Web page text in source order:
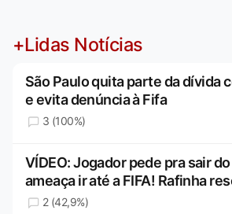
+Lidas Notícias
São Paulo quita parte da dívida
e evita denúncia à Fifa
3 (100%)
VÍDEO: Jogador pede pra sair
ameaça ir até a FIFA! Rafinha
2 (42,9%)